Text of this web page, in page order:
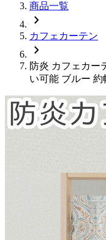
商品一覧
chevron_right
カフェカーテン
chevron_right
防炎 カフェカー
い可能 ブルー 約